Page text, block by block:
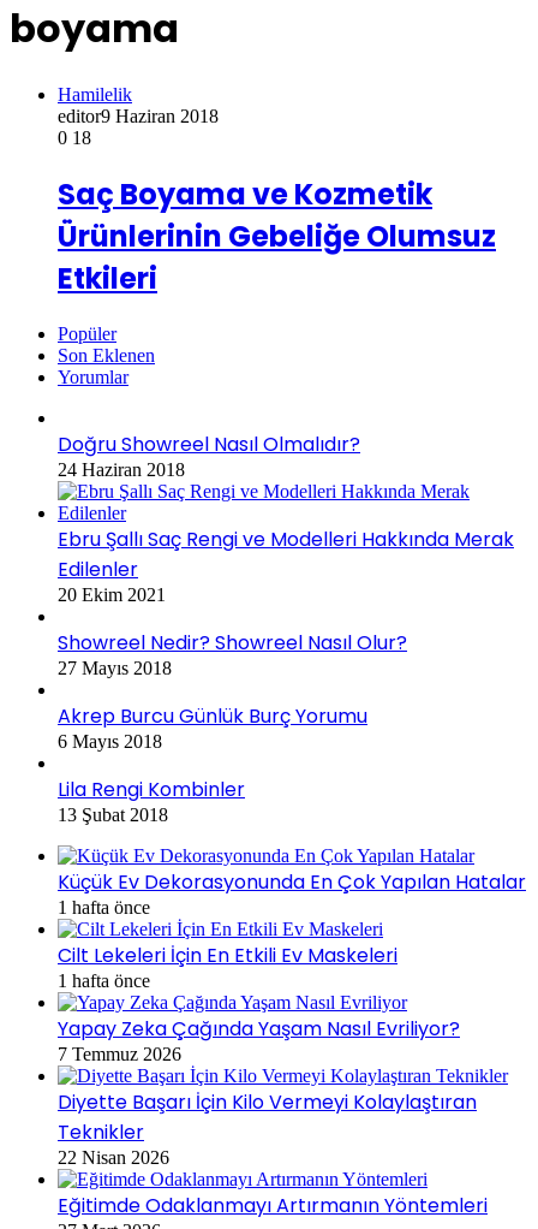
boyama
Hamilelik
editor9 Haziran 2018
0 18
Saç Boyama ve Kozmetik
Ürünlerinin Gebeliğe Olumsuz
Etkileri
Popüler
Son Eklenen
Yorumlar
Doğru Showreel Nasıl Olmalıdır?
24 Haziran 2018
Ebru Şallı Saç Rengi ve Modelleri Hakkında Merak
Edilenler
20 Ekim 2021
Showreel Nedir? Showreel Nasıl Olur?
27 Mayıs 2018
Akrep Burcu Günlük Burç Yorumu
6 Mayıs 2018
Lila Rengi Kombinler
13 Şubat 2018
Küçük Ev Dekorasyonunda En Çok Yapılan Hatalar
1 hafta önce
Cilt Lekeleri İçin En Etkili Ev Maskeleri
1 hafta önce
Yapay Zeka Çağında Yaşam Nasıl Evriliyor?
7 Temmuz 2026
Diyette Başarı İçin Kilo Vermeyi Kolaylaştıran
Teknikler
22 Nisan 2026
Eğitimde Odaklanmayı Artırmanın Yöntemleri